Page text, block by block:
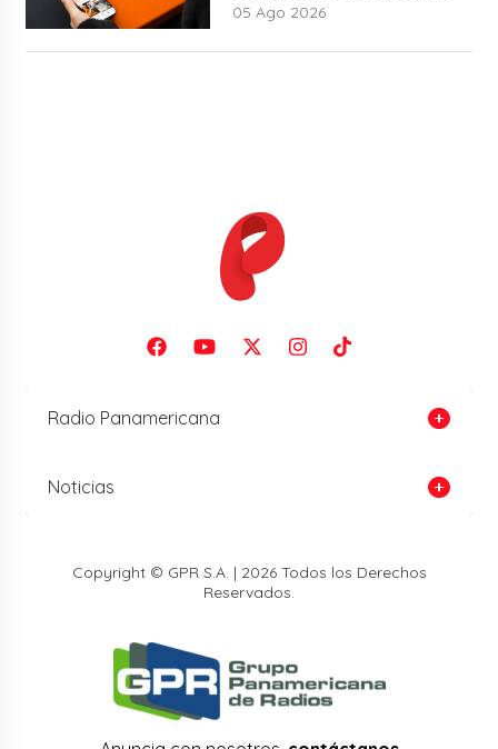
05 Ago 2026
Radio Panamericana
Noticias
Copyright © GPR S.A. | 2026 Todos los Derechos
Reservados.